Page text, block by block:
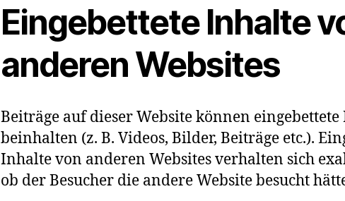
Eingebettete Inhalte
anderen Websites
Beiträge auf dieser Website können
beinhalten (z. B. Videos, Bilder, Beiträge etc.).
Inhalte von anderen Websites verhalten sich
ob der Besucher die andere Website besucht